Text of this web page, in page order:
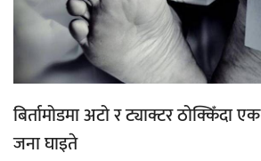
बिर्तामोडमा अटो र ट्याक्टर ठोक्किँदा
जना घाइते